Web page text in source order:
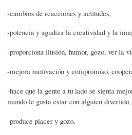
-cambios de reacciones y actitudes,
-potencia y agudiza la creatividad y la
-proporciona ilusión, humor, gozo, ver la
-mejora motivación y compromiso,
-hace que la gente a tu lado se sienta
mundo le gusta estar con alguien divertido,
-produce placer y gozo.